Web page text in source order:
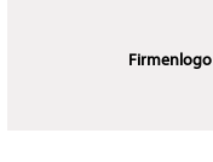
Firmenlogo